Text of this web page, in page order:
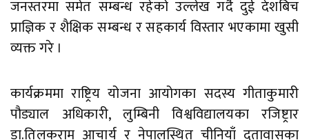
जनस्तरमा समेत सम्बन्ध रहेको उल्लेख गर्दै दुई देशबिच
प्राज्ञिक र शैक्षिक सम्बन्ध र सहकार्य विस्तार भएकामा खुसी
व्यक्त गरे ।
कार्यक्रममा राष्ट्रिय योजना आयोगका सदस्य गीताकुमारी
पौड्याल अधिकारी, लुम्बिनी विश्वविद्यालयका रजिष्ट्रार